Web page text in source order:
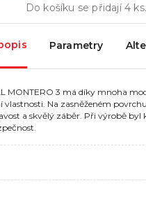
Do košíku se přidají4 ks.
Parametry
MONTERO 3 má díky mnoha
vlastnosti. Na zasněženém
a skvělý záběr. Při výrobě byl